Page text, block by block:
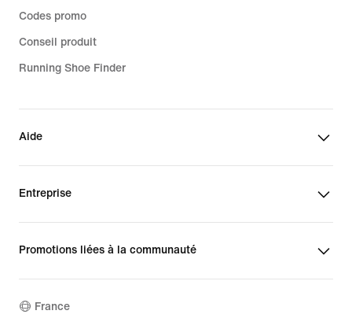
Codes promo
Conseil produit
Running Shoe Finder
Aide
Entreprise
Promotions liées à la communauté
France